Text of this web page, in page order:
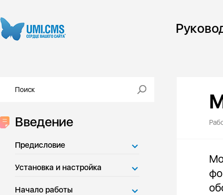
Введение
Предисловие
Установка и настройка
Начало работы